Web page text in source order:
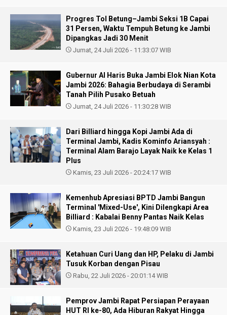
Progres Tol Betung–Jambi Seksi 1B Capai
31 Persen, Waktu Tempuh Betung ke Jambi
Dipangkas Jadi 30 Menit
Jumat, 24 Juli 2026 - 11:33:07 WIB
Gubernur Al Haris Buka Jambi Elok Nian Kota
Jambi 2026: Bahagia Berbudaya di Serambi
Tanah Pilih Pusako Betuah
Jumat, 24 Juli 2026 - 11:30:28 WIB
Dari Billiard hingga Kopi Jambi Ada di
Terminal Jambi, Kadis Kominfo Ariansyah :
Terminal Alam Barajo Layak Naik ke Kelas 1
Plus
Kamis, 23 Juli 2026 - 20:24:17 WIB
Kemenhub Apresiasi BPTD Jambi Bangun
Terminal 'Mixed-Use', Kini Dilengkapi Area
Billiard : Kabalai Benny Pantas Naik Kelas
Kamis, 23 Juli 2026 - 19:48:09 WIB
Ketahuan Curi Uang dan HP, Pelaku di Jambi
Tusuk Korban dengan Pisau
Rabu, 22 Juli 2026 - 20:01:14 WIB
Pemprov Jambi Rapat Persiapan Perayaan
HUT RI ke-80, Ada Hiburan Rakyat Hingga